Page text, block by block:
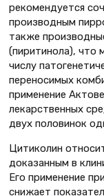
рекомендуется
производным
также
(пиритинола), что
числу
переносимых
применение
лекарственных
двух половинок
Цитиколин
доказанным в
Его применение
снижает